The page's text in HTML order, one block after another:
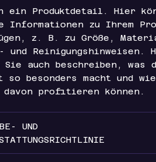
ein Produktdetail. Hier
Informationen zu Ihrem
z. B. zu Größe,
und Reinigungshinweisen.
Sie auch beschreiben, was
so besonders macht und
davon profitieren können.
UND